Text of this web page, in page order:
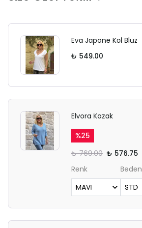
Eva Japone Kol Bluz
₺ 549.00
Elvora Kazak
%25
₺ 769.00 ₺ 576.75
Renk
Beden